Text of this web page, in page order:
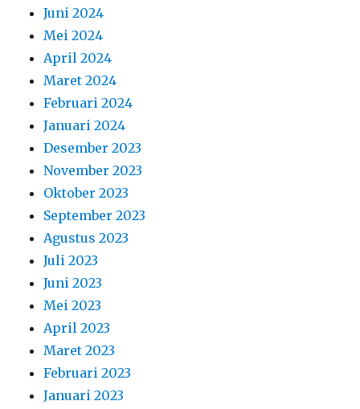
Juni 2024
Mei 2024
April 2024
Maret 2024
Februari 2024
Januari 2024
Desember 2023
November 2023
Oktober 2023
September 2023
Agustus 2023
Juli 2023
Juni 2023
Mei 2023
April 2023
Maret 2023
Februari 2023
Januari 2023